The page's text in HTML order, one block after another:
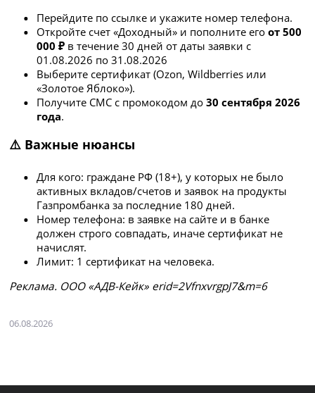
Перейдите по ссылке и укажите номер телефона.
Откройте счет «Доходный» и пополните его от 500
000 ₽в течение 30 дней от даты заявки с
01.08.2026 по 31.08.2026
Выберите сертификат (Ozon, Wildberries или
«Золотое Яблоко»).
Получите СМС с промокодом до 30 сентября 2026
года.
⚠️ Важные нюансы
Для кого: граждане РФ (18+), у которых не было
активных вкладов/счетов и заявок на продукты
Газпромбанка за последние 180 дней.
Номер телефона: в заявке на сайте и в банке
должен строго совпадать, иначе сертификат не
начислят.
Лимит: 1 сертификат на человека.
Рeклaмa. ООО «АДВ-Кейк» erid=2VfnxvrgpJ7&m=6
06.08.2026